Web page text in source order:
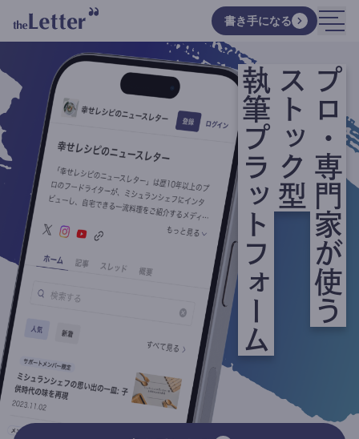
書き手になる
プロ・専門家が使う
ストック型
執筆プラットフォーム